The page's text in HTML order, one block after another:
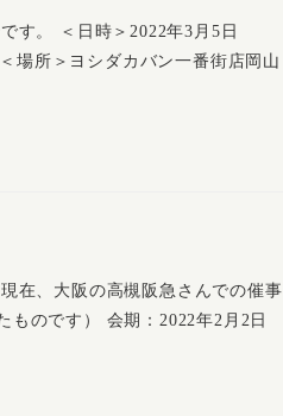
す。 ＜日時＞2022年3月5日
所＞ヨシダカバン一番街店岡山
在、大阪の高槻阪急さんでの催事
のです） 会期：2022年2月2日